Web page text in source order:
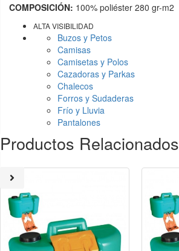
COMPOSICIÓN: 100% poliéster 280 gr-m2
ALTA VISIBILIDAD
Buzos y Petos
Camisas
Camisetas y Polos
Cazadoras y Parkas
Chalecos
Forros y Sudaderas
Frío y Lluvia
Pantalones
Productos Relacionados